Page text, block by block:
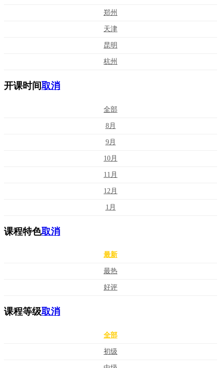
郑州
天津
昆明
杭州
开课时间取消
全部
8月
9月
10月
11月
12月
1月
课程特色取消
最新
最热
好评
课程等级取消
全部
初级